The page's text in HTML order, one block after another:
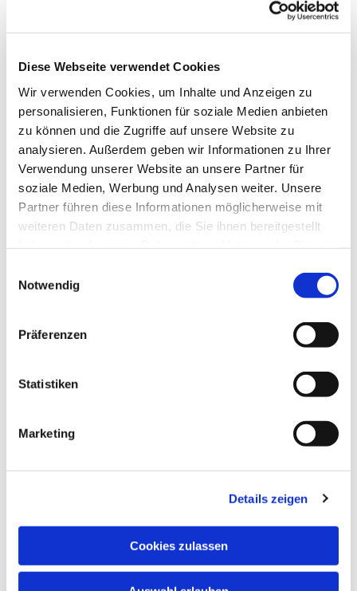
Diese Webseite verwendet Cookies
Wir verwenden Cookies, um Inhalte und Anzeigen zu
personalisieren, Funktionen für soziale Medien anbieten
zu können und die Zugriffe auf unsere Website zu
analysieren. Außerdem geben wir Informationen zu Ihrer
Verwendung unserer Website an unsere Partner für
soziale Medien, Werbung und Analysen weiter. Unsere
Partner führen diese Informationen möglicherweise mit
weiteren Daten zusammen, die Sie ihnen bereitgestellt
Notwendig
Präferenzen
Statistiken
Marketing
Details zeigen
Cookies zulassen
Dies könnte Sie auch
interessieren